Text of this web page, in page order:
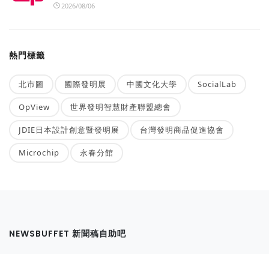
2026/08/06
熱門標籤
北市圖 國際發明展 中國文化大學 SocialLab
OpView 世界發明智慧財產聯盟總會
JDIE日本設計創意暨發明展 台灣發明商品促進協會
Microchip 永春分館
NEWSBUFFET 新聞稿自助吧